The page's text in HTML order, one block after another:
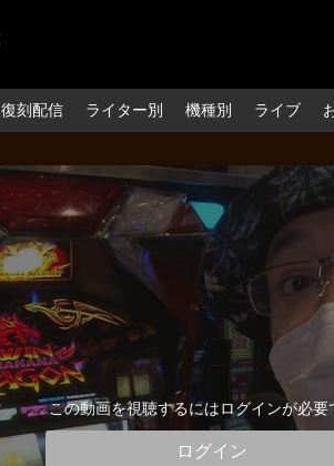
復刻配信 ライター別 機種別 ライブ
この動画を視聴するにはログインが必要
ログイン